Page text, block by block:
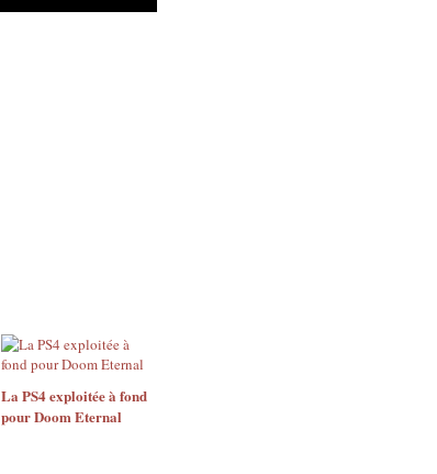
La PS4 exploitée à fond
pour Doom Eternal